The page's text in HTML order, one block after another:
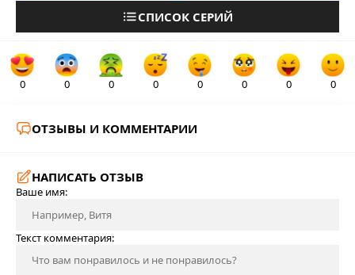
СПИСОК СЕРИЙ
0 0 0 0 0 0 0 0
ОТЗЫВЫ И КОММЕНТАРИИ
НАПИСАТЬ ОТЗЫВ
Ваше имя:
Текст комментария: